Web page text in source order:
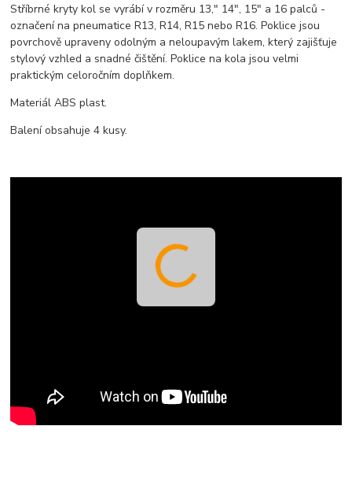
Stříbrné kryty kol se vyrábí v rozměru 13," 14", 15" a 16 palců -
označení na pneumatice R13, R14, R15 nebo R16. Poklice jsou
povrchově upraveny odolným a neloupavým lakem, který zajišťuje
stylový vzhled a snadné čištění. Poklice na kola jsou velmi
praktickým celoročním doplňkem.
Materiál ABS plast.
Balení obsahuje 4 kusy.